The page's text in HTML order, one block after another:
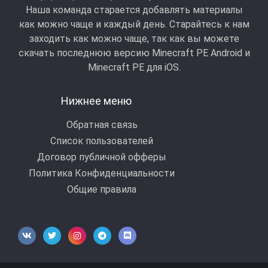
Наша команда старается добавлять материалы
как можно чаще и каждый день. Старайтесь к нам
заходить как можно чаще, так как вы можете
скачать последнюю версию Minecraft PE Android и
Minecraft РЕ для iOS.
Нижнее меню
Обратная связь
Список пользователей
Договор публичной офферы
Политика Конфиденциальности
Общие правила